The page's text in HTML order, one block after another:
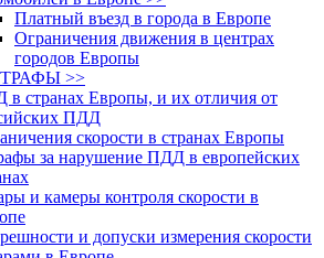
Платный въезд в города в Европе
Ограничения движения в центрах
городов Европы
>>
странах Европы, и их отличия от
ПДД
скорости в странах Европы
за нарушение ПДД в европейских
и камеры контроля скорости в
и допуски измерения скорости